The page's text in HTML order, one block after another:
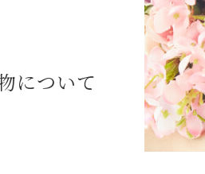
について